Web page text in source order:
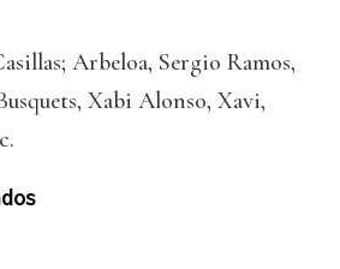
Arbeloa, Sergio Ramos,
Xabi Alonso, Xavi,